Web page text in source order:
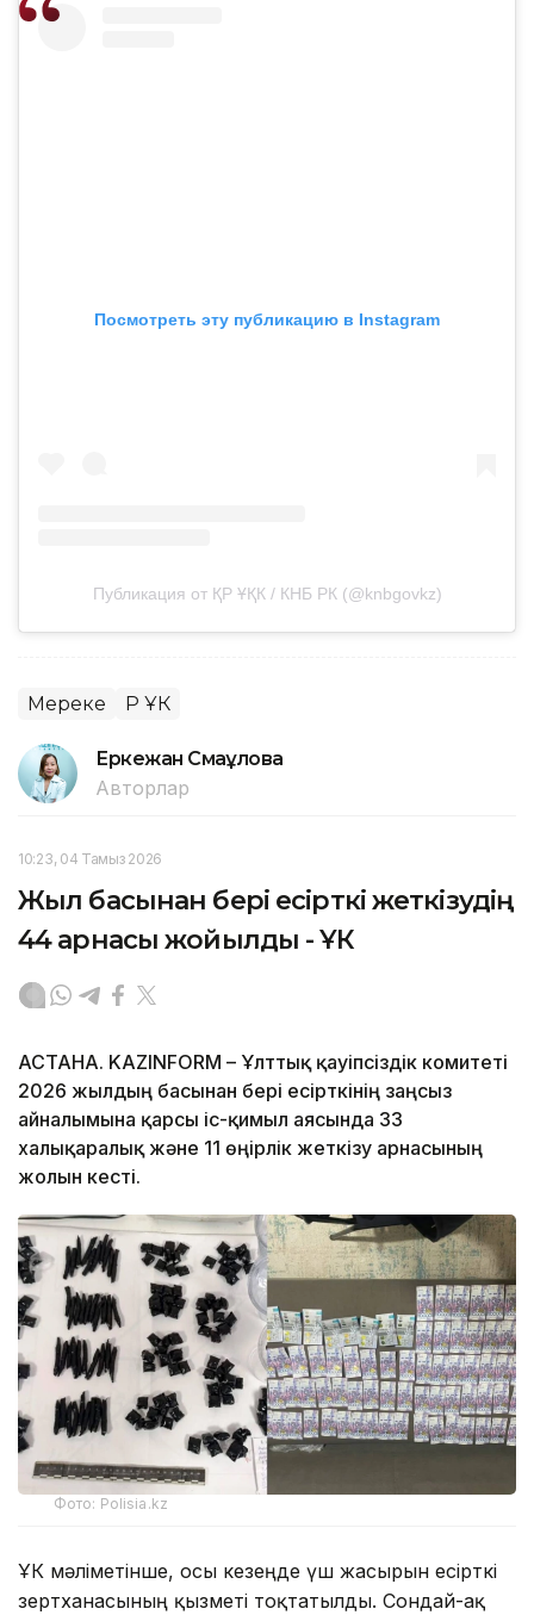
Посмотреть эту публикацию в Instagram
Публикация от ҚР ҰҚК / КНБ РК (@knbgovkz)
Мереке ҚР ҰҚК
Еркежан Смағұлова
Авторлар
10:23, 04 Тамыз 2026
Жыл басынан бері есірткі жеткізудің
44 арнасы жойылды - ҰҚК
АСТАНА. KAZINFORM – Ұлттық қауіпсіздік комитеті
2026 жылдың басынан бері есірткінің заңсыз
айналымына қарсы іс-қимыл аясында 33
халықаралық және 11 өңірлік жеткізу арнасының
жолын кесті.
Фото: Polisia.kz
ҰҚК мәліметінше, осы кезеңде үш жасырын есірткі
зертханасының қызметі тоқтатылды. Сондай-ақ